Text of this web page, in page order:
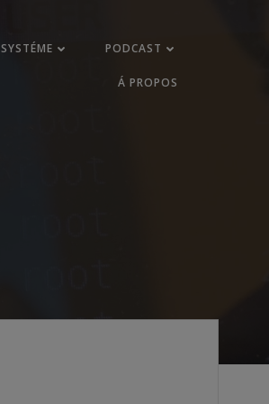
SYSTÉME PODCAST
Á PROPOS